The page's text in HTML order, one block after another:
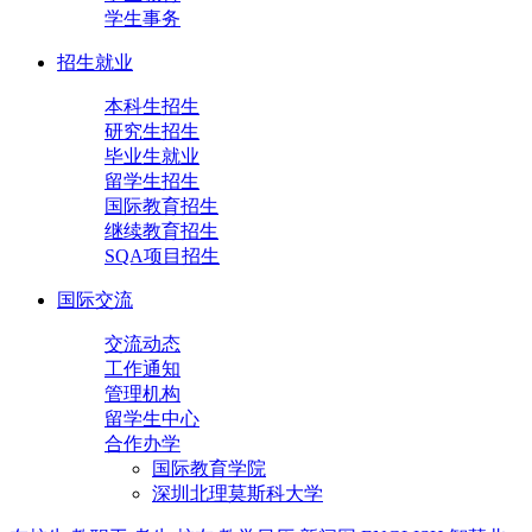
学生事务
招生就业
本科生招生
研究生招生
毕业生就业
留学生招生
国际教育招生
继续教育招生
SQA项目招生
国际交流
交流动态
工作通知
管理机构
留学生中心
合作办学
国际教育学院
深圳北理莫斯科大学